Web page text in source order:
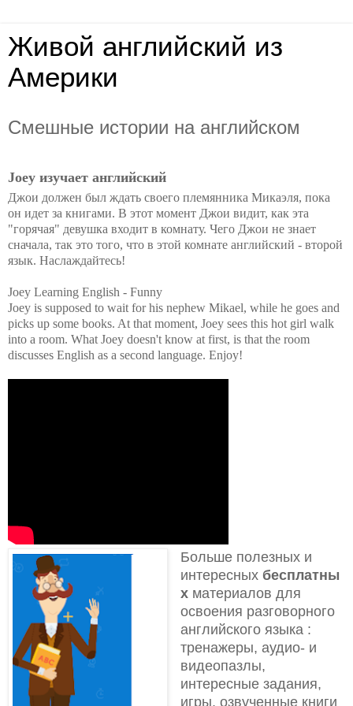
Живой английский из
Америки
Смешные истории на английском
Joey изучает английский
Джои должен был ждать своего племянника Микаэля, пока
он идет за книгами. В этот момент Джои видит, как эта
"горячая" девушка входит в комнату. Чего Джои не знает
сначала, так это того, что в этой комнате английский - второй
язык. Наслаждайтесь!
Joey Learning English - Funny
Joey is supposed to wait for his nephew Mikael, while he goes and
picks up some books. At that moment, Joey sees this hot girl walk
into a room. What Joey doesn't know at first, is that the room
discusses English as a second language. Enjoy!
Больше полезных и
интересных бесплатны
хматериалов для
освоения разговорного
английского языка :
тренажеры, аудио- и
видеопазлы,
интересные задания,
игры, озвученные книги